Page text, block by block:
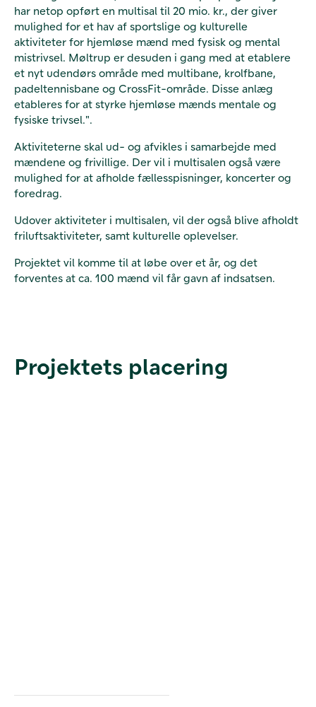
har netop opført en multisal til 20 mio. kr., der giver
mulighed for et hav af sportslige og kulturelle
aktiviteter for hjemløse mænd med fysisk og mental
mistrivsel. Møltrup er desuden i gang med at etablere
et nyt udendørs område med multibane, krolfbane,
padeltennisbane og CrossFit-område. Disse anlæg
etableres for at styrke hjemløse mænds mentale og
fysiske trivsel.".
Aktiviteterne skal ud- og afvikles i samarbejde med
mændene og frivillige. Der vil i multisalen også være
mulighed for at afholde fællesspisninger, koncerter og
foredrag.
Udover aktiviteter i multisalen, vil der også blive afholdt
friluftsaktiviteter, samt kulturelle oplevelser.
Projektet vil komme til at løbe over et år, og det
forventes at ca. 100 mænd vil får gavn af indsatsen.
Projektets placering